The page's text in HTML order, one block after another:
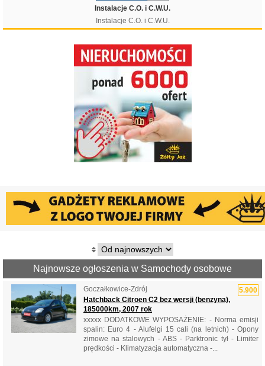
Filtruj
Instalacje C.O. i C.W.U.
Instalacje C.O. i C.W.U.
Najnowsze ogłoszenia w Samochody osobowe
5.900
Goczałkowice-Zdrój
Hatchback Citroen C2 bez wersji (benzyna),
185000km, 2007 rok
xxxxx DODATKOWE WYPOSAŻENIE: - Norma emisji
spalin: Euro 4 - Alufelgi 15 cali (na letnich) - Opony
zimowe na stalowych - ABS - Parktronic tył - Limiter
prędkości - Klimatyzacja automatyczna -...